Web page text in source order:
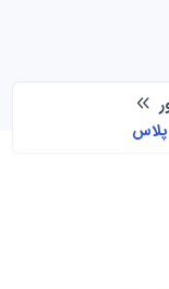
پلاس